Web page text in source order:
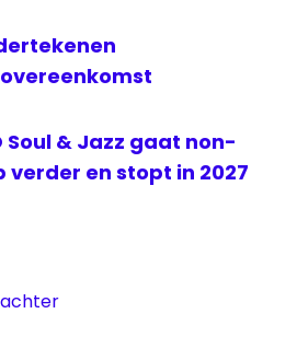
Soul & Jazz gaat non-
verder en stopt in 2027